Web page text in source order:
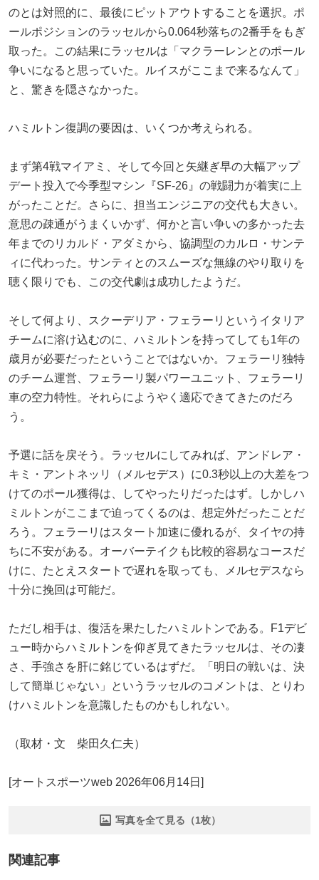
のとは対照的に、最後にピットアウトすることを選択。ポ
ールポジションのラッセルから0.064秒落ちの2番手をもぎ
取った。この結果にラッセルは「マクラーレンとのポール
争いになると思っていた。ルイスがここまで来るなんて」
と、驚きを隠さなかった。
ハミルトン復調の要因は、いくつか考えられる。
まず第4戦マイアミ、そして今回と矢継ぎ早の大幅アップ
デート投入で今季型マシン『SF-26』の戦闘力が着実に上
がったことだ。さらに、担当エンジニアの交代も大きい。
意思の疎通がうまくいかず、何かと言い争いの多かった去
年までのリカルド・アダミから、協調型のカルロ・サンテ
ィに代わった。サンティとのスムーズな無線のやり取りを
聴く限りでも、この交代劇は成功したようだ。
そして何より、スクーデリア・フェラーリというイタリア
チームに溶け込むのに、ハミルトンを持ってしても1年の
歳月が必要だったということではないか。フェラーリ独特
のチーム運営、フェラーリ製パワーユニット、フェラーリ
車の空力特性。それらにようやく適応できてきたのだろ
う。
予選に話を戻そう。ラッセルにしてみれば、アンドレア・
キミ・アントネッリ（メルセデス）に0.3秒以上の大差をつ
けてのポール獲得は、してやったりだったはず。しかしハ
ミルトンがここまで迫ってくるのは、想定外だったことだ
ろう。フェラーリはスタート加速に優れるが、タイヤの持
ちに不安がある。オーバーテイクも比較的容易なコースだ
けに、たとえスタートで遅れを取っても、メルセデスなら
十分に挽回は可能だ。
ただし相手は、復活を果たしたハミルトンである。F1デビ
ュー時からハミルトンを仰ぎ見てきたラッセルは、その凄
さ、手強さを肝に銘じているはずだ。「明日の戦いは、決
して簡単じゃない」というラッセルのコメントは、とりわ
けハミルトンを意識したものかもしれない。
（取材・文 柴田久仁夫）
[オートスポーツweb 2026年06月14日]
写真を全て見る（1枚）
関連記事